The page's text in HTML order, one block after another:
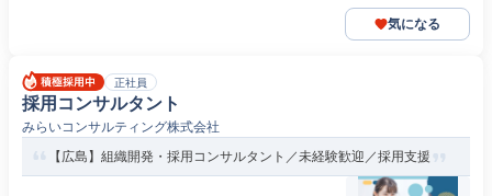
気になる
正社員
採用コンサルタント
みらいコンサルティング株式会社
【広島】組織開発・採用コンサルタント／未経験歓迎／採用支援